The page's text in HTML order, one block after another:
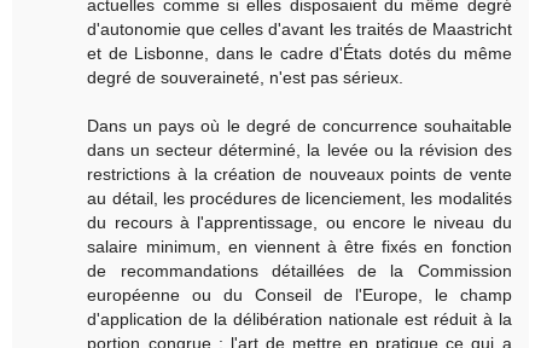
actuelles comme si elles disposaient du même degré
d'autonomie que celles d'avant les traités de Maastricht
et de Lisbonne, dans le cadre d'États dotés du même
degré de souveraineté, n'est pas sérieux.
Dans un pays où le degré de concurrence souhaitable
dans un secteur déterminé, la levée ou la révision des
restrictions à la création de nouveaux points de vente
au détail, les procédures de licenciement, les modalités
du recours à l'apprentissage, ou encore le niveau du
salaire minimum, en viennent à être fixés en fonction
de recommandations détaillées de la Commission
européenne ou du Conseil de l'Europe, le champ
d'application de la délibération nationale est réduit à la
portion congrue : l'art de mettre en pratique ce qui a